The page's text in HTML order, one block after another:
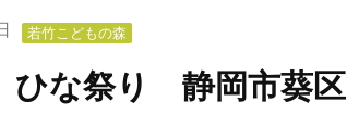
若竹こどもの森
な祭り 静岡市葵区